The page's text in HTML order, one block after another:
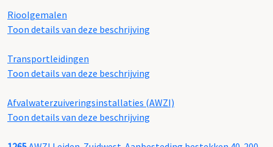
Rioolgemalen
Toon details van deze beschrijving
Transportleidingen
Toon details van deze beschrijving
Afvalwaterzuiveringsinstallaties (AWZI)
Toon details van deze beschrijving